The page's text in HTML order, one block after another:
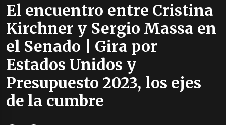
El encuentro entre Cristina
Kirchner y Sergio Massa en
el Senado | Gira por
Estados Unidos y
Presupuesto 2023, los ejes
de la cumbre